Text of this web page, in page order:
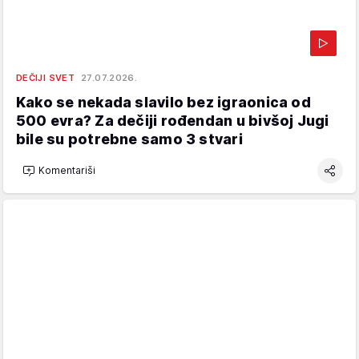
DEČIJI SVET 27.07.2026.
Kako se nekada slavilo bez igraonica od
500 evra? Za dečiji rođendan u bivšoj Jugi
bile su potrebne samo 3 stvari
Komentariši